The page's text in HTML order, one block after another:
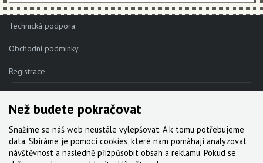
Technická podpora
Obchodní podmínky
Registrace
Reklamace
Kde nakoupit
Kontakt
Než budete pokračovat
Snažíme se náš web neustále vylepšovat. A k tomu potřebujeme
data. Sbíráme je pomocí cookies, které nám pomáhají analyzovat
návštěvnost a následně přizpůsobit obsah a reklamu. Pokud se